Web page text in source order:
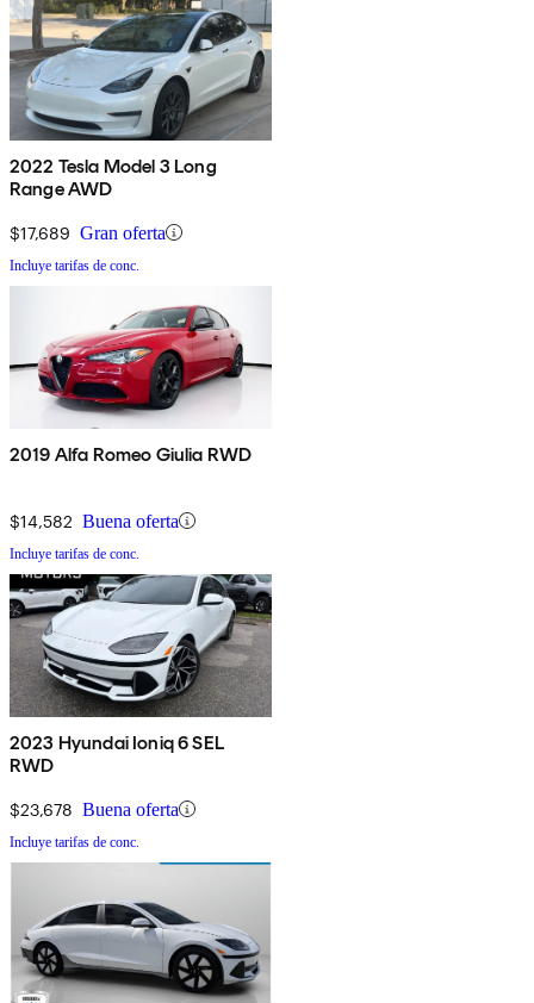
2022 Tesla Model 3 Long
Range AWD
$17,689 Gran oferta
Incluye tarifas de conc.
2019 Alfa Romeo Giulia RWD
$14,582 Buena oferta
Incluye tarifas de conc.
2023 Hyundai Ioniq 6 SEL
RWD
$23,678 Buena oferta
Incluye tarifas de conc.